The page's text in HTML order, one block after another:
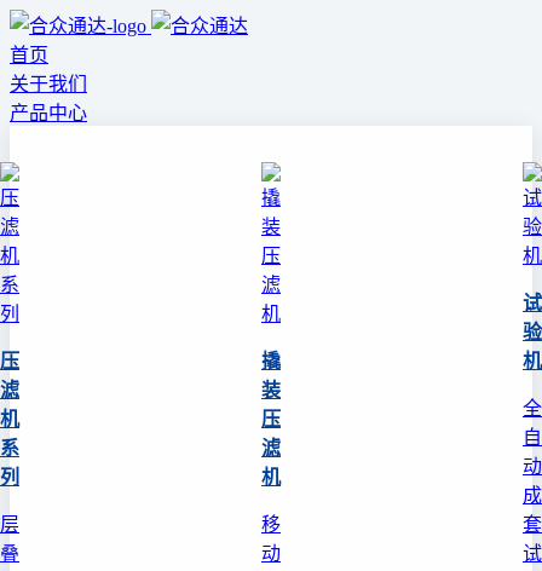
首页
关于我们
产品中心
压
滤
机
系
列
层
叠
撬
装
压
滤
机
移
动
试
验
机
全
自
动
成
套
试